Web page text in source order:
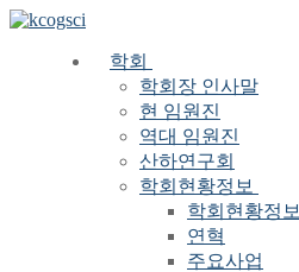
Skip
Menu
Close
학회
학회장 인사말
현 임원진
역대 임원진
산하연구회
학회현황정보
학회현황정보
연혁
주요사업